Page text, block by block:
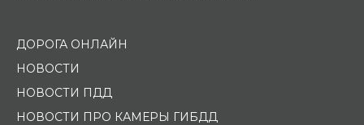
ДОРОГА ОНЛАЙН
НОВОСТИ
НОВОСТИ ПДД
НОВОСТИ ПРО КАМЕРЫ ГИБДД